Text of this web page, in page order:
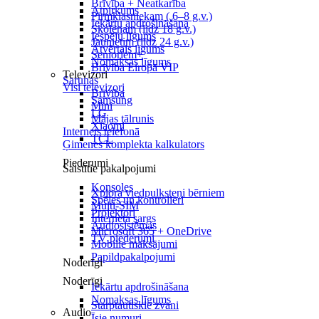
Brīvība + Neatkarība
Pirmklasniekam ( 6–8 g.v.)
Skolēnam (līdz 18 g.v.)
Jaunietim (līdz 24 g.v.)
Senioriem+
Brīvība Eiropā VIP
Sarunas
Brīvība
Mini
Mājas tālrunis
Internets telefonā
Ģimenes komplekta kalkulators
Saistītie pakalpojumi
Xplora viedpulksteņi bērniem
Multi-SIM
Interneta sargs
Microsoft 365 + OneDrive
Mobilie maksājumi
Papildpakalpojumi
Noderīgi
Starptautiskie zvani
Atpirkums
Iekārtu apdrošināšana
Iespēju līgums
Atvērtais līgums
Nomaksas līgums
Televizori
Visi televizori
Samsung
LG
Xiaomi
TCL
Piederumi
Konsoles
Spēles un kontrolieri
Projektori
Audiosistēmas
TV piederumi
Noderīgi
Iekārtu apdrošināšana
Nomaksas līgums
Audio